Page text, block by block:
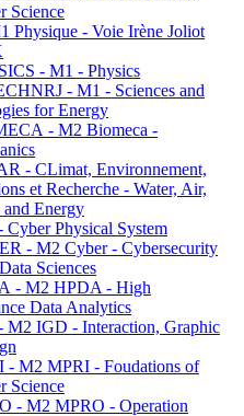
Science
Physique - Voie Irène Joliot
- M1 - Physics
- M1 - Sciences and
for Energy
- M2 Biomeca -
- CLimat, Environnement,
et Recherche - Water, Air,
Energy
Cyber Physical System
- M2 Cyber - Cybersecurity
Sciences
- M2 HPDA - High
Data Analytics
M2 IGD - Interaction, Graphic
- M2 MPRI - Foudations of
Science
- M2 MPRO - Operation